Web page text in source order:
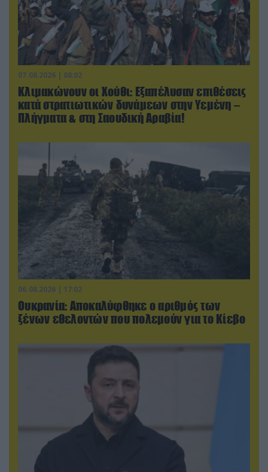
07.08.2026 | 08:02
Κλιμακώνουν οι Χούθι: Eξαπέλυσαν επιθέσεις
κατά στρατιωτικών δυνάμεων στην Υεμένη –
Πλήγματα & στη Σαουδική Αραβία!
06.08.2026 | 17:02
Ουκρανία: Αποκαλύφθηκε ο αριθμός των
ξένων εθελοντών που πολεμούν για το Κίεβο